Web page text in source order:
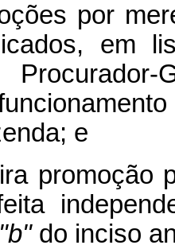
por
em
e
promoção
"b"do inciso